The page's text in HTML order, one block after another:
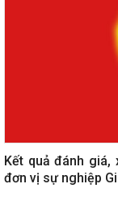
Kết quả đánh
đơn vị sự nghiệp